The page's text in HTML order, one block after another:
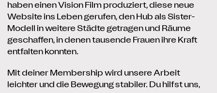
haben einen Vision Film produziert, diese neue
Website ins Leben gerufen, den Hub als Sister-
Modell in weitere Städte getragen und Räume
geschaffen, in denen tausende Frauen ihre Kraft
entfalten konnten.
Mit deiner Membership wird unsere Arbeit
leichter und die Bewegung stabiler. Du hilfst uns,